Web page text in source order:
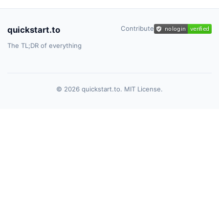
quickstart.to
The TL;DR of everything
Contribute
© 2026 quickstart.to. MIT License.